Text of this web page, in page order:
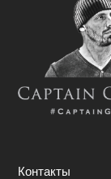
Контакты